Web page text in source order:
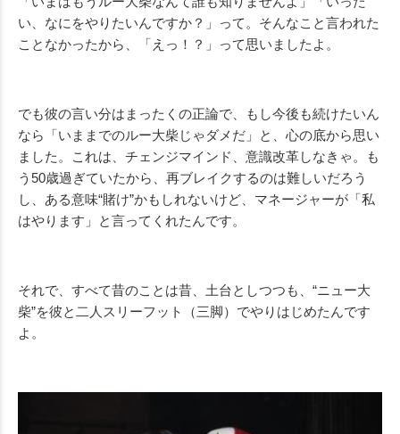
い、なにをやりたいんですか？」って。そんなこと言われた
ことなかったから、「えっ！？」って思いましたよ。
でも彼の言い分はまったくの正論で、もし今後も続けたいん
なら「いままでのルー大柴じゃダメだ」と、心の底から思い
ました。これは、チェンジマインド、意識改革しなきゃ。も
う50歳過ぎていたから、再ブレイクするのは難しいだろう
し、ある意味“賭け”かもしれないけど、マネージャーが「私
はやります」と言ってくれたんです。
それで、すべて昔のことは昔、土台としつつも、“ニュー大
柴”を彼と二人スリーフット（三脚）でやりはじめたんです
よ。